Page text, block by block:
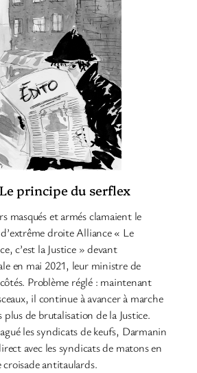
principe du serflex
masqués et armés clamaient le
droite Alliance « Le
c’est la Justice » devant
en mai 2021, leur ministre de
Problème réglé : maintenant
il continue à avancer à marche
de brutalisation de la Justice.
les syndicats de keufs, Darmanin
avec les syndicats de matons en
antitaulards.